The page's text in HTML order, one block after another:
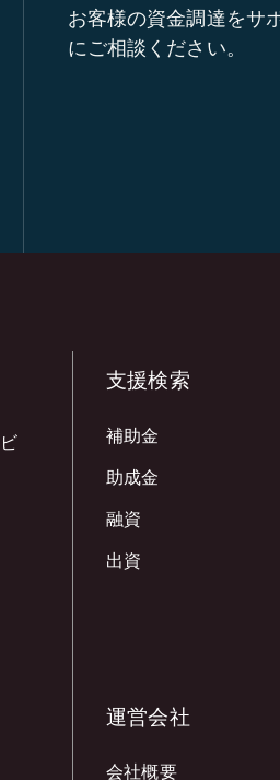
お客様の資金調達をサ
にご相談ください。
支援検索
補助金
助成金
融資
出資
運営会社
会社概要